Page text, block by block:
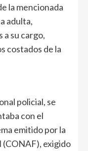
la mencionada
adulta,
a su cargo,
costados de la
policial, se
con el
emitido por la
exigido